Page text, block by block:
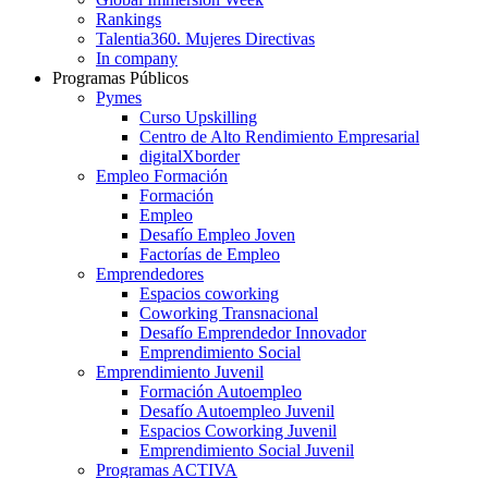
Rankings
Talentia360. Mujeres Directivas
In company
Programas Públicos
Pymes
Curso Upskilling
Centro de Alto Rendimiento Empresarial
digitalXborder
Empleo Formación
Formación
Empleo
Desafío Empleo Joven
Factorías de Empleo
Emprendedores
Espacios coworking
Coworking Transnacional
Desafío Emprendedor Innovador
Emprendimiento Social
Emprendimiento Juvenil
Formación Autoempleo
Desafío Autoempleo Juvenil
Espacios Coworking Juvenil
Emprendimiento Social Juvenil
Programas ACTIVA